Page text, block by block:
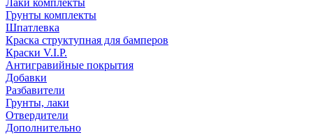
Лаки комплекты
Грунты комплекты
Шпатлевка
Краска структупная для бамперов
Краски V.I.P.
Антигравийные покрытия
Добавки
Разбавители
Грунты, лаки
Отвердители
Дополнительно